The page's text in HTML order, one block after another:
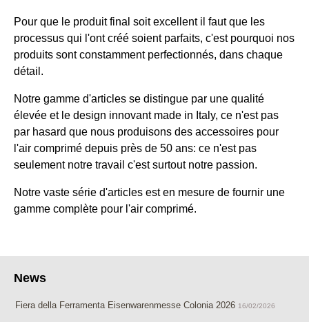
Pour que le produit final soit excellent il faut que les
processus qui l'ont créé soient parfaits, c'est pourquoi nos
produits sont constamment perfectionnés, dans chaque
détail.
Notre gamme d'articles se distingue par une qualité
élevée et le design innovant made in Italy, ce n'est pas
par hasard que nous produisons des accessoires pour
l'air comprimé depuis près de 50 ans: ce n'est pas
seulement notre travail c'est surtout notre passion.
Notre vaste série d'articles est en mesure de fournir une
gamme complète pour l'air comprimé.
News
Fiera della Ferramenta Eisenwarenmesse Colonia 2026 16/02/2026